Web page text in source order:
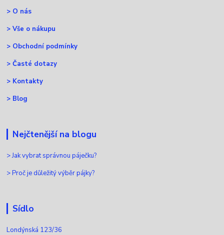
> O nás
>Vše o nákupu
> Obchodní podmínky
>Časté dotazy
> Kontakty
> Blog
Nejčtenější na blogu
>Jak vybrat správnou páječku?
>Proč je důležitý výběr pájky?
Sídlo
Londýnská 123/36